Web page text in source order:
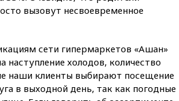
атак на склады Wildberries
бизнесу
Popcorn Books запросили
четыре года условно
вчера, 16:46ЦБ:
международные резервы
России снизились
вызовут несвоевременное
сети гипермаркетов «Ашан»
наступление холодов, количество
наши клиенты выбирают посещение
в выходной день, так как погодные